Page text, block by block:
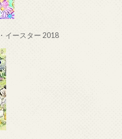
イースター 2018